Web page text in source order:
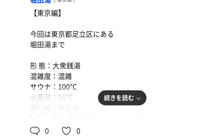
(RustyNailの曲に合わせて熱波をぶつけてくる)
③外気浴は新外気浴？みたいな場所が風も吹いてて心地よ
④水風呂は水風呂の掛け湯が横にありその水で頭から汗を
流すことができる
感想：正直東京のレベルに圧巻されてるからそこまで期待
はしてなかったけど、めちゃくちゃ良かった。
特にアウフグースは他で体験できない様なエンタメ感があ
るため体験して欲しい
#湯乃泉草加健康センター
【東京編】
今回は東京都足立区にある
堀田湯まで
形 態：大衆銭湯
混雑度：混雑
サウナ：100℃
水風呂：16℃
サ 飯：なし
続きを読む
0 0